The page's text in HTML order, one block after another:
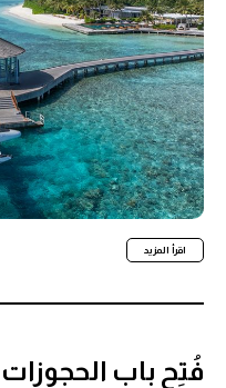
اقرأ المزيد
فُتِح باب الحجوزات